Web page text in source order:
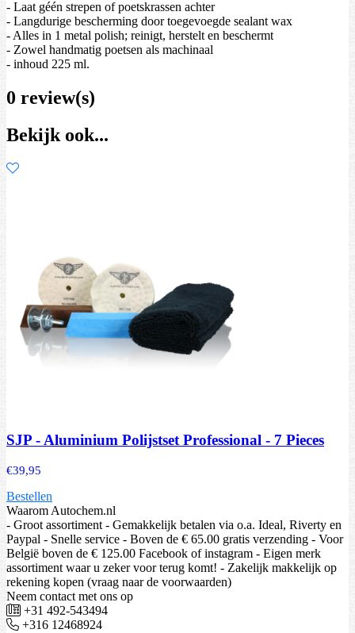
- Laat géén strepen of poetskrassen achter
- Langdurige bescherming door toegevoegde sealant wax
- Alles in 1 metal polish; reinigt, herstelt en beschermt
- Zowel handmatig poetsen als machinaal
- inhoud 225 ml.
0 review(s)
Bekijk ook...
SJP - Aluminium Polijstset Professional - 7 Pieces
€39,95
Bestellen
Waarom Autochem.nl
- Groot assortiment - Gemakkelijk betalen via o.a. Ideal, Riverty en
Paypal - Snelle service - Boven de € 65.00 gratis verzending - Voor
België boven de € 125.00 Facebook of instagram - Eigen merk
assortiment waar u zeker voor terug komt! - Zakelijk makkelijk op
rekening kopen (vraag naar de voorwaarden)
Neem contact met ons op
+31 492-543494
+316 12468924